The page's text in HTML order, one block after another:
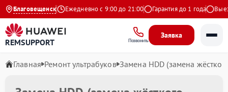
Благовещенск
4.9 на Яндекс Ежедневно с 9:00 до 21:00 Гарантия до 1 года Выезд
REMSUPPORT Позвонить
Заявка
Главная Ремонт ультрабуков Замена HDD (замена